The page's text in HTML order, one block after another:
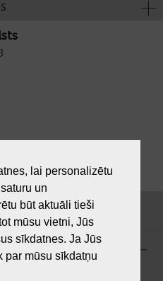
"LAIKS"
lai personalizētu
un
būt aktuāli tieši
mūsu vietni, Jūs
sīkdatnes. Ja Jūs
par mūsu sīkdatņu